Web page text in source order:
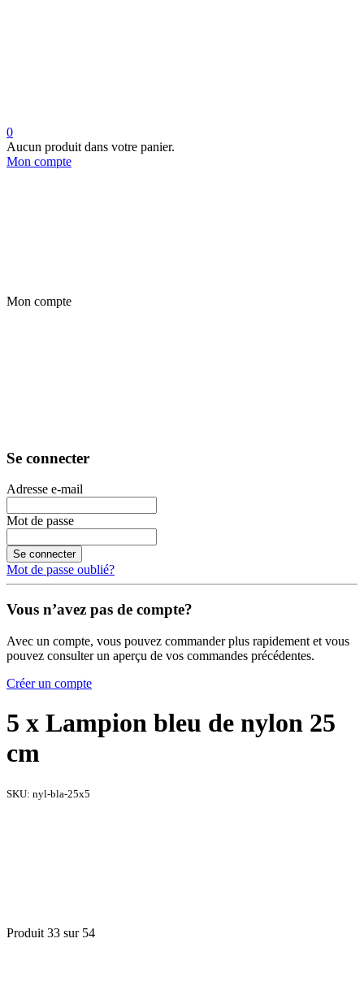
0
Aucun produit dans votre panier.
Mon compte
Mon compte
Se connecter
Adresse e-mail
Mot de passe
Se connecter
Mot de passe oublié?
Vous n’avez pas de compte?
Avec un compte, vous pouvez commander plus rapidement et vous
pouvez consulter un aperçu de vos commandes précédentes.
Créer un compte
5 x Lampion bleu de nylon 25
cm
SKU: nyl-bla-25x5
Produit 33 sur 54